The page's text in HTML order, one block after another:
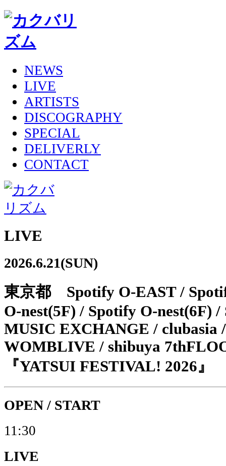
NEWS
LIVE
ARTISTS
DISCOGRAPHY
SPECIAL
DELIVERLY
CONTACT
LIVE
2026.6.21(SUN)
東京都 Spotify O-EAST /
O-nest(5F) / Spotify O-nest(6F)
MUSIC EXCHANGE / clubasia
WOMBLIVE / shibuya
『YATSUI FESTIVAL! 2026』
OPEN / START
11:30
LIVE